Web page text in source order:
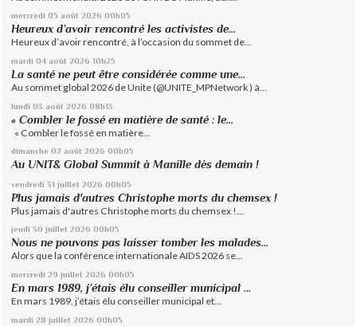
mercredi 05 août 2026 00h05
Heureux d’avoir rencontré les activistes de...
Heureux d’avoir rencontré, à l’occasion du sommet de...
mardi 04 août 2026 10h25
La santé ne peut être considérée comme une...
Au sommet global 2026 de Unite (@UNITE_MPNetwork ) à...
lundi 03 août 2026 08h13
« Combler le fossé en matière de santé : le...
« Combler le fossé en matière...
dimanche 02 août 2026 00h05
Au UNIT& Global Summit à Manille dès demain !
vendredi 31 juillet 2026 00h05
Plus jamais d'autres Christophe morts du chemsex !
Plus jamais d'autres Christophe morts du chemsex !...
jeudi 30 juillet 2026 00h05
Nous ne pouvons pas laisser tomber les malades...
Alors que la conférence internationale AIDS 2026 se...
mercredi 29 juillet 2026 00h05
En mars 1989, j’étais élu conseiller municipal ...
En mars 1989, j’étais élu conseiller municipal et...
mardi 28 juillet 2026 00h05